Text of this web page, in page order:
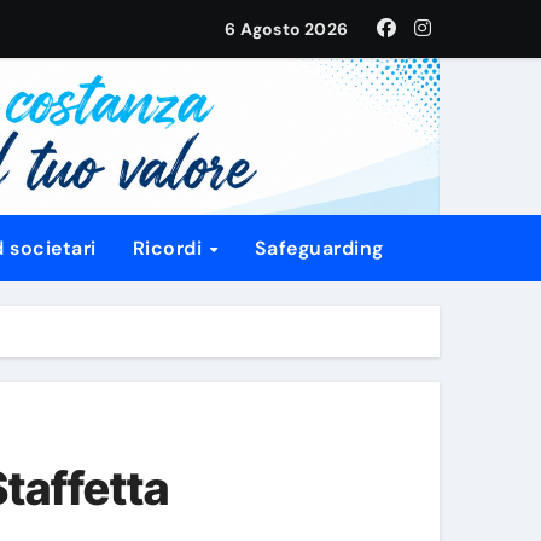
U20
6 Agosto 2026
societari Ricordi Safeguarding